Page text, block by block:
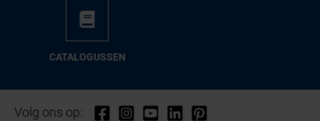
CA­TA­LO­GUS­SEN
Volg ons op: